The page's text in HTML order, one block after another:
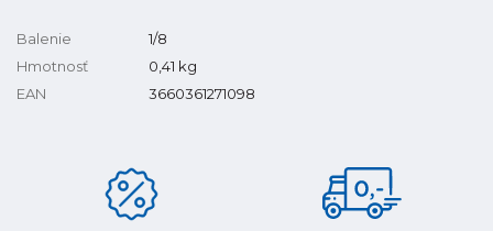
Balenie
1/8
Hmotnosť
0,41 kg
EAN
3660361271098